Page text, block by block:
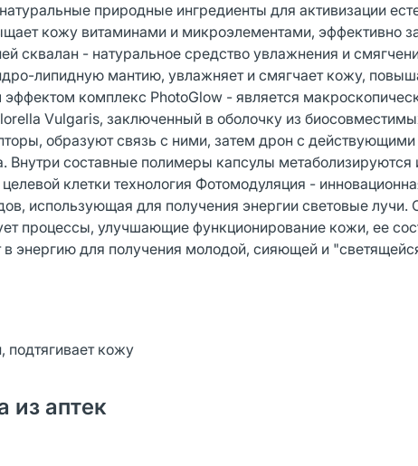
природные ингредиенты для активизации
кожу витаминами и микроэлементами, эффективно
сквалан - натуральное средство увлажнения и
липидную мантию, увлажняет и смягчает кожу,
комплекс PhotoGlow - является
Vulgaris, заключенный в оболочку из
образуют связь с ними, затем дрон с
Внутри составные полимеры капсулы
клетки технология Фотомодуляция -
использующая для получения энергии световые лучи.
процессы, улучшающие функционирование кожи, ее
в энергию для получения молодой, сияющей и
подтягивает кожу
из аптек